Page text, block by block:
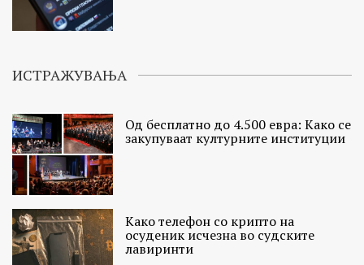
ИСТРАЖУВАЊА
Од бесплатно до 4.500 евра: Како се
закупуваат културните институции
Како телефон со крипто на
осуденик исчезна во судските
лавиринти